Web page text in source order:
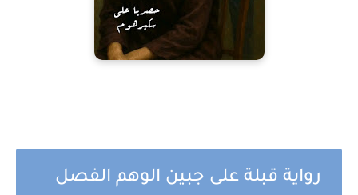
رواية قبلة على جبين الوهم الفصل